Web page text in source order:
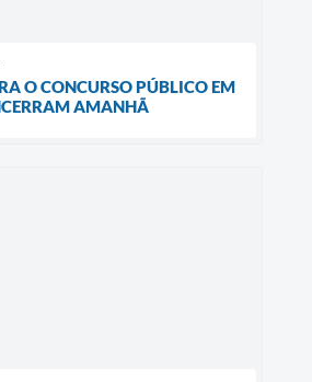
O CONCURSO PÚBLICO EM
AMANHÃ